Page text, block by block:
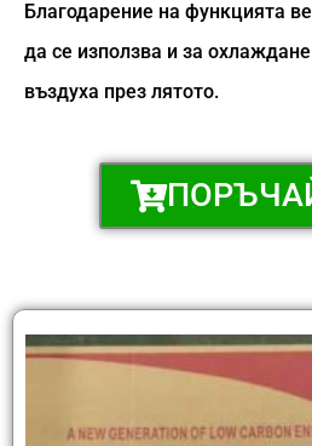
Благодарение на функцията
да се използва и за
въздуха през лятото.